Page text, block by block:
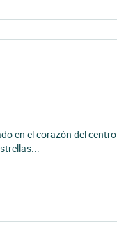
en el corazón del centro